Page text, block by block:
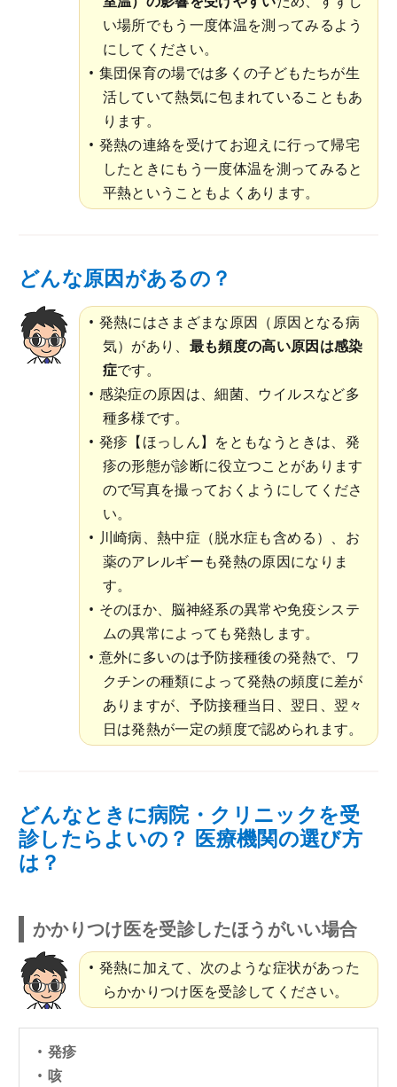
い場所でもう一度体温を測ってみるよう
にしてください。
集団保育の場では多くの子どもたちが生
活していて熱気に包まれていることもあ
ります。
発熱の連絡を受けてお迎えに行って帰宅
したときにもう一度体温を測ってみると
平熱ということもよくあります。
どんな原因があるの？
発熱にはさまざまな原因（原因となる病
気）があり、 最も頻度の高い原因は感染
症です。
感染症の原因は、細菌、ウイルスなど多
種多様です。
発疹【ほっしん】をともなうときは、発
疹の形態が診断に役立つことがあります
ので写真を撮っておくようにしてくださ
い。
川崎病、熱中症（脱水症も含める）、お
薬のアレルギーも発熱の原因になりま
す。
そのほか、脳神経系の異常や免疫システ
ムの異常によっても発熱します。
意外に多いのは予防接種後の発熱で、ワ
クチンの種類によって発熱の頻度に差が
ありますが、予防接種当日、翌日、翌々
日は発熱が一定の頻度で認められます。
どんなときに病院・クリニックを受
診したらよいの？ 医療機関の選び方
は？
かかりつけ医を受診したほうがいい場合
発熱に加えて、次のような症状があった
らかかりつけ医を受診してください。
発疹
咳